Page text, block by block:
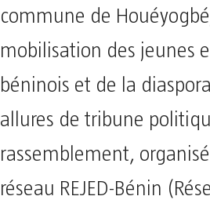
commune de
mobilisation des jeunes
béninois et de la
allures de tribune
rassemblement,
réseau REJED-Bénin